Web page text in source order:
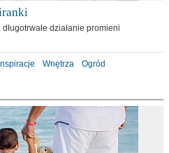
działanie promieni
Wnętrza Ogród